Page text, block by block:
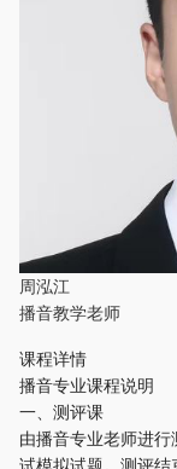
周泓江
播音教学老师
课程详情
播音专业课程说明
一、测评课
由播音专业老师进